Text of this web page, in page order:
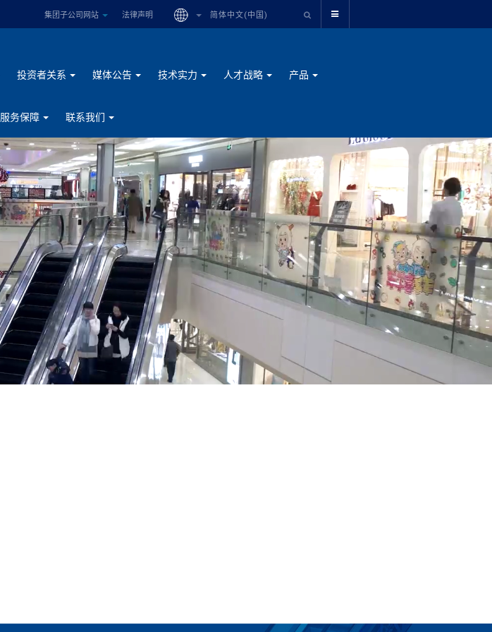
简体中文(中国)
集团子公司网站 法律声明
投资者关系 媒体公告 技术实力 人才战略 产品
服务保障 联系我们